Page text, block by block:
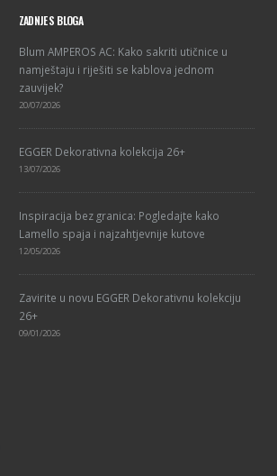
ZADNJE S BLOGA
Blum AMPEROS AC: Kako sakriti utičnice u
namještaju i riješiti se kablova jednom
zauvijek?
20/07/2026
EGGER Dekorativna kolekcija 26+
13/07/2026
Inspiracija bez granica: Pogledajte kako
Lamello spaja i najzahtjevnije kutove
12/05/2026
Zavirite u novu EGGER Dekorativnu kolekciju
26+
09/01/2026